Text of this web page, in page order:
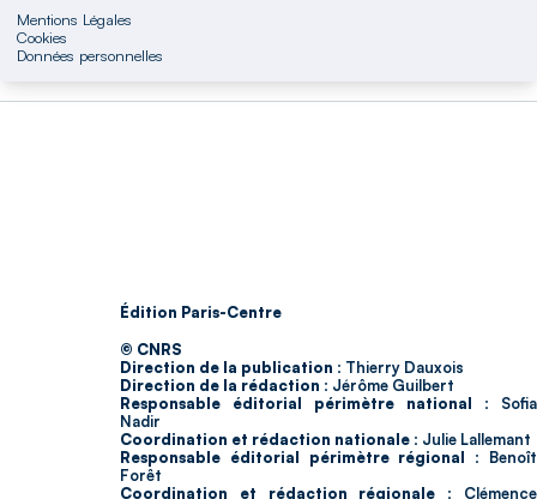
Mentions Légales
Cookies
Données personnelles
Édition Paris-Centre
© CNRS
Direction de la publication : Thierry Dauxois
Direction de la rédaction : Jérôme Guilbert
Responsable éditorial périmètre national : Sofia
Nadir
Coordination et rédaction nationale : Julie Lallemant
Responsable éditorial périmètre régional : Benoît
Forêt
Coordination et rédaction régionale : Clémence